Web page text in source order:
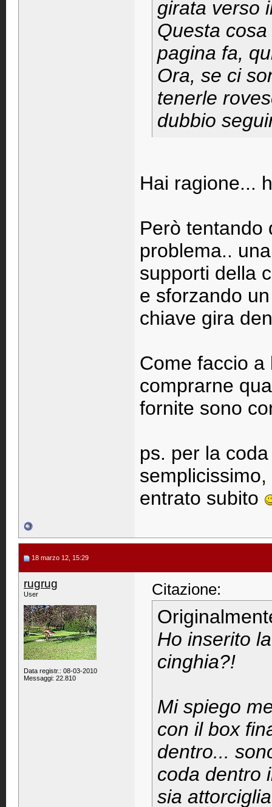
girata verso
Questa
pagina fa,
Ora, se ci
tenerle
dubbio
Hai ragione...
Però tentando
problema..
supporti della
e sforzando
chiave gira
Come faccio
comprarne
fornite sono
ps. per la
entrato subito
18 marzo 12, 15:29
rugrug
User
Data registr.: 08-03-2010
Messaggi: 22.810
Citazione:
Ho inserito
cinghia?!
Mi spiego
con il box
dentro...
coda dentro
sia